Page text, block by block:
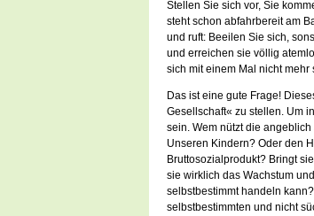
Stellen Sie sich vor, Sie
steht schon abfahrbereit am
und ruft: Beeilen Sie sich,
und erreichen sie völlig
sich mit einem Mal nicht
Das ist eine gute Frage!
Gesellschaft« zu stellen. Um
sein. Wem nützt die
Unseren Kindern? Oder den
Bruttosozialprodukt? Bringt
sie wirklich das Wachstum
selbstbestimmt handeln
selbstbestimmten und nicht